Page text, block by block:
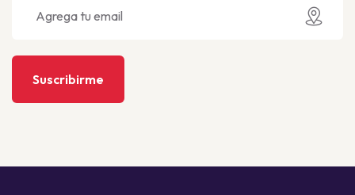
Suscribirme